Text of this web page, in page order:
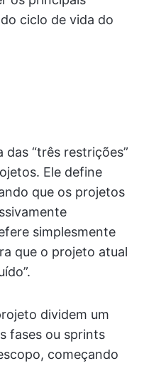
ciclo de vida do
“três restrições”
Ele define
que os projetos
simplesmente
que o projeto atual
dividem um
fases ou sprints
começando